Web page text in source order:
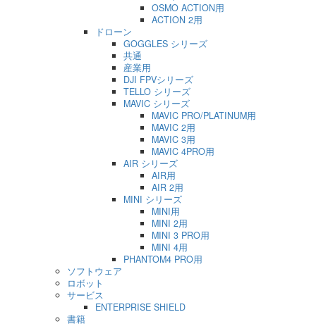
OSMO ACTION用
ACTION 2用
ドローン
GOGGLES シリーズ
共通
産業用
DJI FPVシリーズ
TELLO シリーズ
MAVIC シリーズ
MAVIC PRO/PLATINUM用
MAVIC 2用
MAVIC 3用
MAVIC 4PRO用
AIR シリーズ
AIR用
AIR 2用
MINI シリーズ
MINI用
MINI 2用
MINI 3 PRO用
MINI 4用
PHANTOM4 PRO用
ソフトウェア
ロボット
サービス
ENTERPRISE SHIELD
書籍